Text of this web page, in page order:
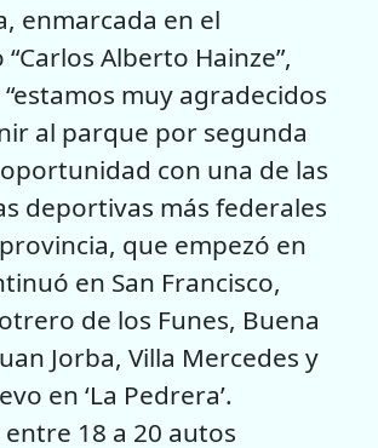
enmarcada en el
Alberto Hainze”,
muy agradecidos
al parque por segunda
con una de las
deportivas más federales
que empezó en
en San Francisco,
de los Funes, Buena
Jorba, Villa Mercedes y
en ‘La Pedrera’.
18 a 20 autos